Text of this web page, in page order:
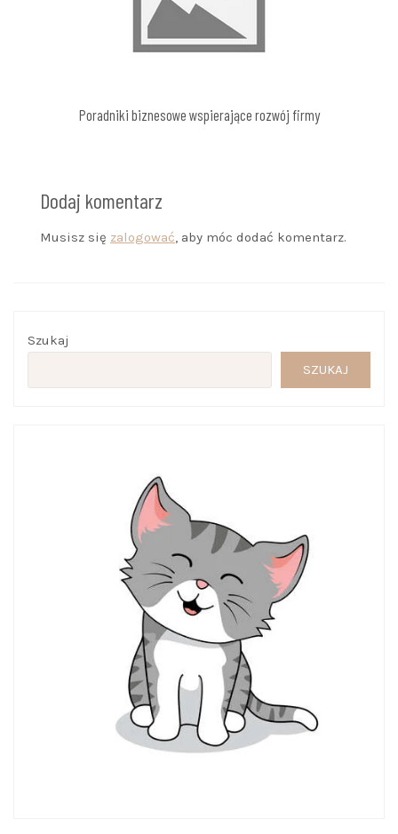
Poradniki biznesowe wspierające rozwój firmy
Dodaj komentarz
Musisz się zalogować, aby móc dodać komentarz.
Szukaj
SZUKAJ